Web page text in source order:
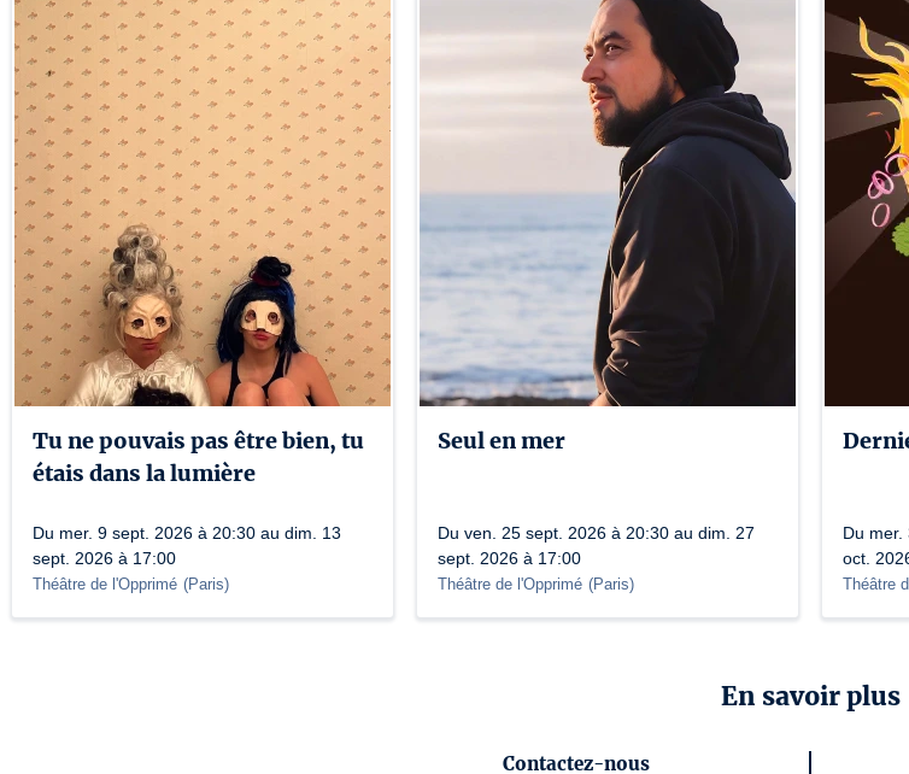
Tu ne pouvais pas être bien, tu
étais dans la lumière
Du mer. 9 sept. 2026 à 20:30 au dim. 13
sept. 2026 à 17:00
Théâtre de l'Opprimé (Paris)
Seul en mer
Du ven. 25 sept. 2026 à 20:30 au dim. 27
sept. 2026 à 17:00
Théâtre de l'Opprimé (Paris)
Du
oct.
Théâtre
En savoir plus
Contactez-nous